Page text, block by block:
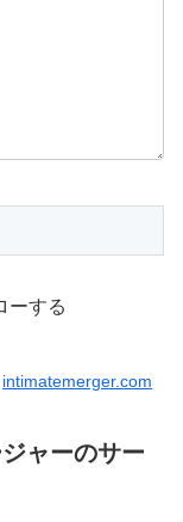
ーする
intimatemerger.com
ャーのサー